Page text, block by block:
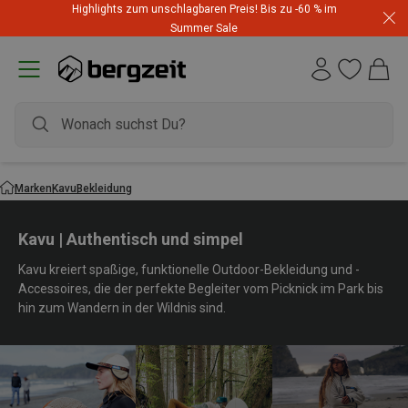
Highlights zum unschlagbaren Preis! Bis zu -60 % im
Summer Sale
MarkenKavuBekleidung
Kavu | Authentisch und simpel
Kavu kreiert spaßige, funktionelle Outdoor-Bekleidung und -
Accessoires, die der perfekte Begleiter vom Picknick im Park bis
hin zum Wandern in der Wildnis sind.